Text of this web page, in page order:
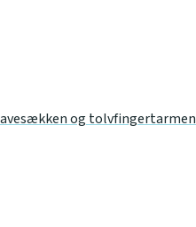
og tolvfingertarmen